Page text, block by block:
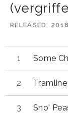
RELEASED 2018
Some
Sno‘